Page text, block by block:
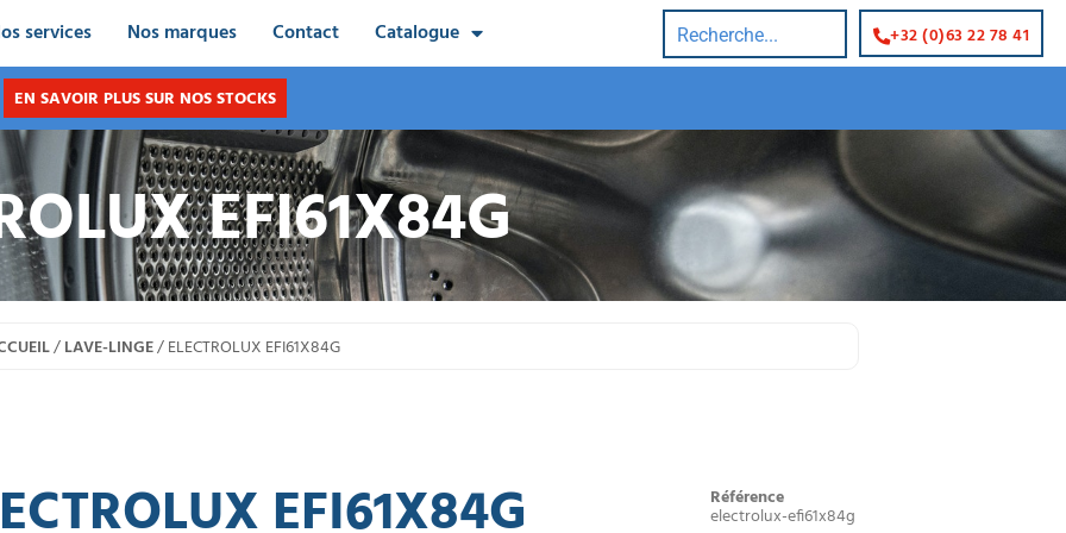
services Nos marques Contact Catalogue +32 (0)63 22 78 41
EN SAVOIR PLUS SUR NOS STOCKS
EFI61X84G
/LAVE-LINGE/ ELECTROLUX EFI61X84G
EFI61X84G Référence
electrolux-efi61x84g